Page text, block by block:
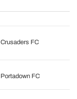
Crusaders FC
Portadown FC